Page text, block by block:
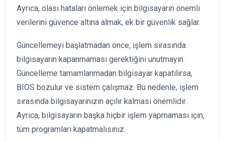
Ayrıca, olası hataları önlemek için bilgisayarın önemli
verilerini güvence altına almak, ek bir güvenlik sağlar.
Güncellemeyi başlatmadan önce, işlem sırasında
bilgisayarın kapanmaması gerektiğini unutmayın.
Güncelleme tamamlanmadan bilgisayar kapatılırsa,
BIOS bozulur ve sistem çalışmaz. Bu nedenle, işlem
sırasında bilgisayarınızın açılır kalması önemlidir.
Ayrıca, bilgisayarın başka hiçbir işlem yapmaması için,
tüm programları kapatmalısınız.